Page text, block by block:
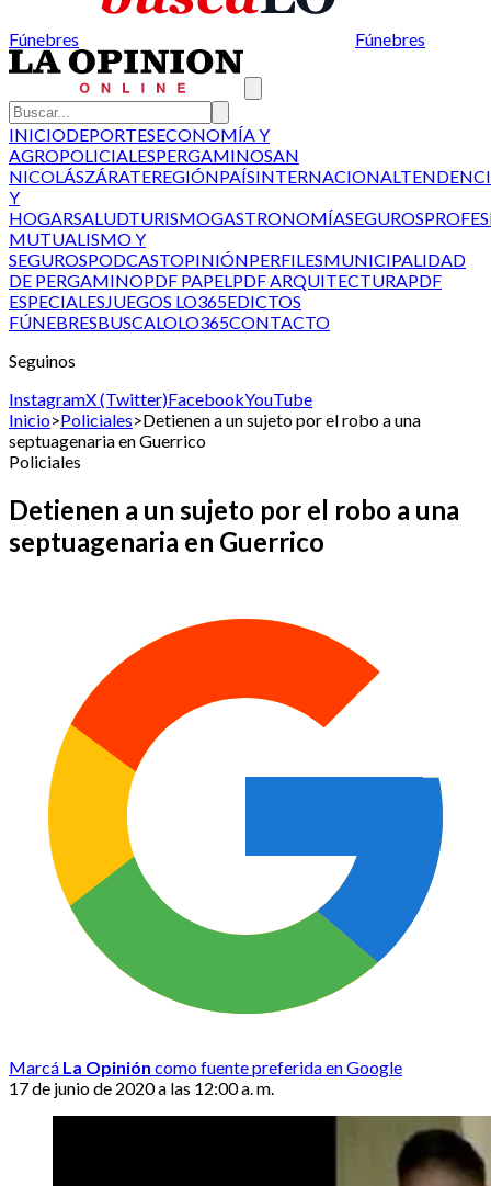
Fúnebres Fúnebres
INICIODEPORTESECONOMÍA Y
AGROPOLICIALESPERGAMINOSAN
NICOLÁSZÁRATEREGIÓNPAÍSINTERNACIONAL
Y
HOGARSALUDTURISMOGASTRONOMÍASEGUROS
MUTUALISMO Y
SEGUROSPODCASTOPINIÓNPERFILESMUNICIPALIDAD
DE PERGAMINOPDF PAPELPDF ARQUITECTURAPDF
ESPECIALESJUEGOS LO365EDICTOS
FÚNEBRESBUSCALOLO365CONTACTO
Seguinos
InstagramX (Twitter)FacebookYouTube
Inicio>Policiales>Detienen a un sujeto por el robo a una
septuagenaria en Guerrico
Policiales
Detienen a un sujeto por el robo a una
septuagenaria en Guerrico
Marcá La Opinión como fuente preferida en Google
17 de junio de 2020 a las 12:00 a. m.